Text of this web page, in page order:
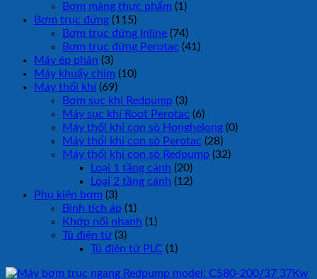
Bơm màng thực phẩm (1)
Bơm trục đứng (115)
Bơm trục đứng Inline (74)
Bơm trục đứng Perotac (41)
Máy ép phân (3)
Máy khuấy chìm (10)
Máy thổi khí (69)
Bơm sục khí Redpump (3)
Máy sục khí Root Perotac (6)
Máy thổi khí con sò Honghelong (0)
Máy thổi khí con sò Perotac (28)
Máy thổi khí con sò Redpump (32)
Loại 1 tầng cánh (20)
Loại 2 tầng cánh (12)
Phụ kiện bơm (3)
Bình tích áp (1)
Khớp nối nhanh (1)
Tủ điện tử (3)
Tủ điện tử PLC (1)